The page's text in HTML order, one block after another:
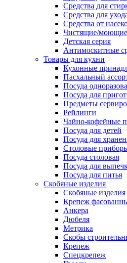
Средства для
Средства для
Средства от
Чистящие/моющие
Детская серия
Антимоскитные
Товары для кухни
Кухонные
Пасхальный
Посуда
Посуда для
Предметы
Рейлинги
Чайно-кофейные
Посуда для детей
Посуда для
Столовые
Посуда столовая
Посуда для
Посуда для питья
Скобяные изделия
Скобяные изделия
Крепеж
Анкера
Дюбеля
Метрика
Скобы
Крепеж
Спецкрепеж